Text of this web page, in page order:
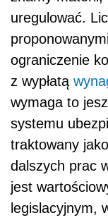
uregulować.
ograniczenie
z wypłatą
wymaga to
systemu
traktowany
dalszych prac
jest
legislacyjnym,